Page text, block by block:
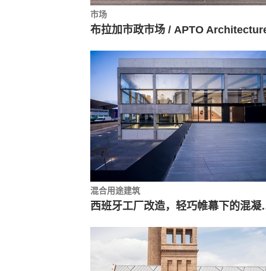
市场
布拉加市政市场 / APTO
混合用途建筑
西班牙工厂